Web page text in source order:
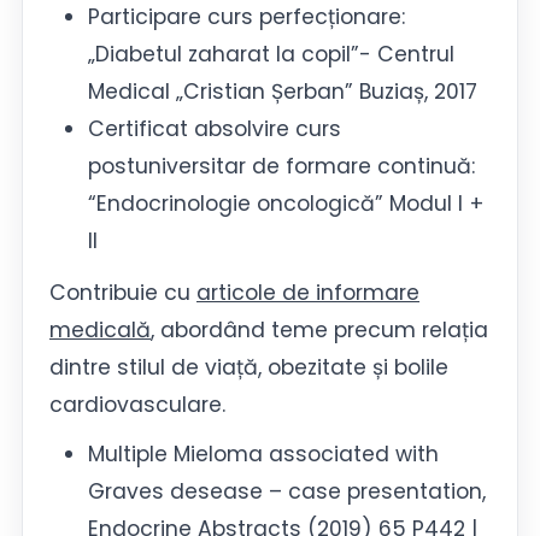
Participare curs perfecționare:
„Diabetul zaharat la copil”- Centrul
Medical „Cristian Șerban” Buziaș, 2017
Certificat absolvire curs
postuniversitar de formare continuă:
“Endocrinologie oncologică” Modul I +
II
Contribuie cu articole de informare
medicală, abordând teme precum relația
dintre stilul de viață, obezitate și bolile
cardiovasculare.
Multiple Mieloma associated with
Graves desease – case presentation,
Endocrine Abstracts (2019) 65 P442 |